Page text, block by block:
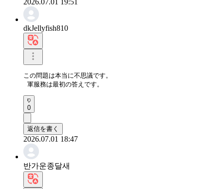
dkJellyfish810
この問題は本当に不思議です。
軍服務は最初の答えです。
0
返信を書く
2026.07.01 18:47
반가운종달새